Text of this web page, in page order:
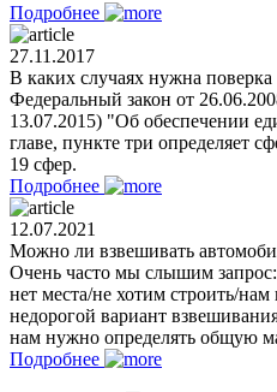
Подробнее
27.11.2017
В каких случаях нужна поверка
Федеральный закон от
13.07.2015) "Об обеспечении
главе, пункте три определяет
19 сфер.
Подробнее
12.07.2021
Можно ли взвешивать
Очень часто мы слышим
нет места/не хотим строить/
недорогой вариант
нам нужно определять общую
Подробнее